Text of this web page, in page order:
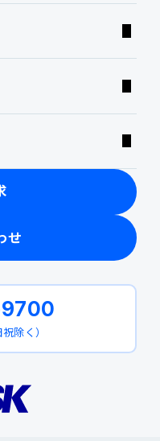
せ
除く）